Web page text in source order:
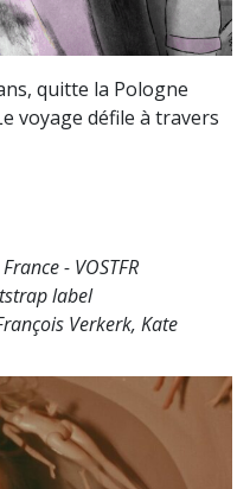
quitte la Pologne
voyage défile à travers
- VOSTFR
label
Verkerk, Kate